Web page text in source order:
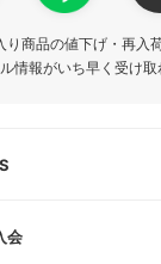
り商品の値下げ・再入
情報がいち早く受け取
会